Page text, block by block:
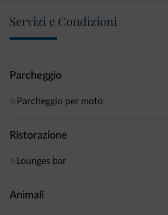
Ubicata al centro di Madonna di
Servizi e Condizioni
Parcheggio
Parcheggio per moto
Ristorazione
Lounges bar
Animali